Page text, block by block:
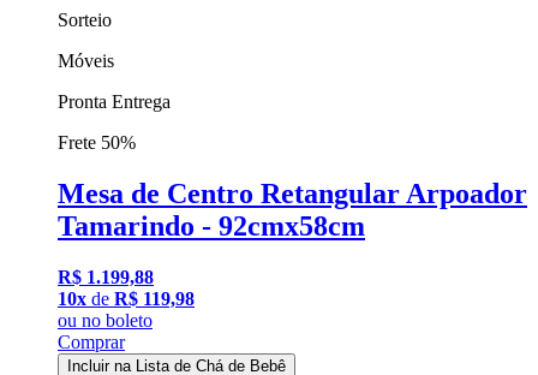
Sorteio
Móveis
Pronta Entrega
Frete 50%
Mesa de Centro Retangular Arpoador
Tamarindo - 92cmx58cm
R$ 1.199,88
10x de R$ 119,98
ou no boleto
Comprar
Incluir na Lista de Chá de Bebê